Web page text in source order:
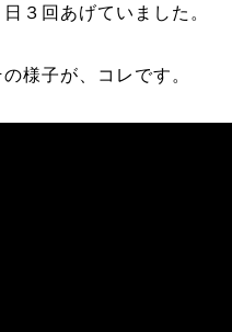
日３回あげていました。
の様子が、コレです。